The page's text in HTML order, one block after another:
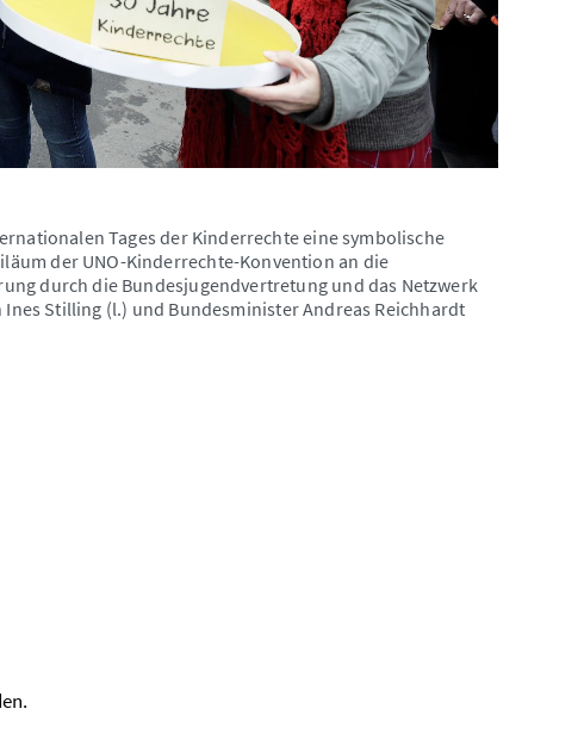
Tages der Kinderrechte eine symbolische
der UNO-Kinderrechte-Konvention an die
durch die Bundesjugendvertretung und das Netzwerk
Stilling (l.) und Bundesminister Andreas Reichhardt